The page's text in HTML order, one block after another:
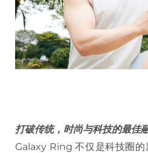
打破传统，时尚与科技的最佳融
Galaxy Ring 不仅是科技圈的